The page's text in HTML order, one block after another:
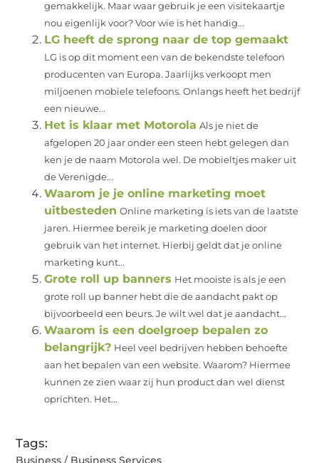
gemakkelijk. Maar waar gebruik je een visitekaartje
nou eigenlijk voor? Voor wie is het handig...
LG heeft de sprong naar de top gemaakt
LG is op dit moment een van de bekendste telefoon
producenten van Europa. Jaarlijks verkoopt men
miljoenen mobiele telefoons. Onlangs heeft het bedrijf
een nieuwe...
Het is klaar met Motorola Als je niet de
afgelopen 20 jaar onder een steen hebt gelegen dan
ken je de naam Motorola wel. De mobieltjes maker uit
de Verenigde...
Waarom je je online marketing moet
uitbesteden Online marketing is iets van de laatste
jaren. Hiermee bereik je marketing doelen door
gebruik van het internet. Hierbij geldt dat je online
marketing kunt...
Grote roll up banners Het mooiste is als je een
grote roll up banner hebt die de aandacht pakt op
bijvoorbeeld een beurs. Je wilt wel dat je aandacht...
Waarom is een doelgroep bepalen zo
belangrijk? Heel veel bedrijven hebben behoefte
aan het bepalen van een website. Waarom? Hiermee
kunnen ze zien waar zij hun product dan wel dienst
oprichten. Het...
Tags:
Business / Business Services